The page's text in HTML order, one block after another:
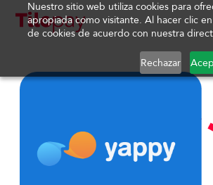
Nuestro sitio web utiliza cookies para
apropiada como visitante. Al hacer clic
de cookies de acuerdo con nuestra
Rechazar